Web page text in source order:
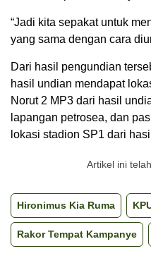
“Jadi kita sepakat untuk
yang sama dengan cara
Dari hasil pengundian
hasil undian mendapat
Norut 2 MP3 dari hasil
lapangan petrosea, dan
lokasi stadion SP1 dari
Artikel ini
Hironimus Kia Ruma
Rakor Tempat Kampanye